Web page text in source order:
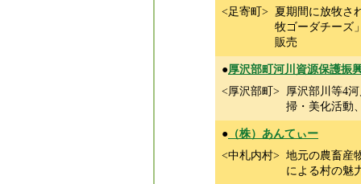
<足寄町> 夏期間に放牧さ
牧ゴーダチーズ
販売
●厚沢部町河川資源保護振
<厚沢部町> 厚沢部川等4
掃・美化活動
● （株）あんてぃー
<中札内村> 地元の農畜産
による村の魅